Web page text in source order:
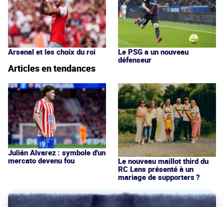
Arsenal et les choix du roi
Le PSG a un nouveau
défenseur
Articles en tendances
Julián Alvarez : symbole d'un
mercato devenu fou
Le nouveau maillot third du
RC Lens présenté à un
mariage de supporters ?